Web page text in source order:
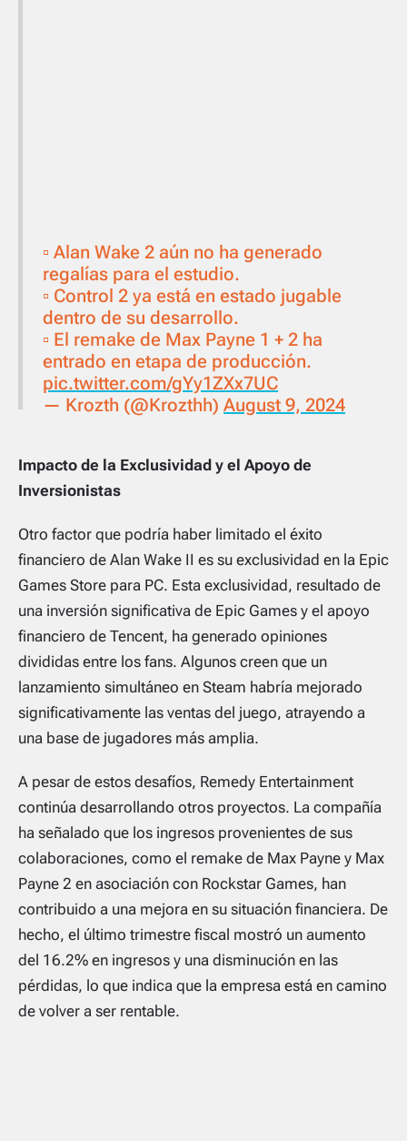
▫️ Alan Wake 2 aún no ha generado
regalías para el estudio.
▫️ Control 2 ya está en estado jugable
dentro de su desarrollo.
▫️ El remake de Max Payne 1 + 2 ha
entrado en etapa de producción.
pic.twitter.com/gYy1ZXx7UC
— Krozth (@Krozthh) August 9, 2024
Impacto de la Exclusividad y el Apoyo de
Inversionistas
Otro factor que podría haber limitado el éxito
financiero de Alan Wake II es su exclusividad en la Epic
Games Store para PC. Esta exclusividad, resultado de
una inversión significativa de Epic Games y el apoyo
financiero de Tencent, ha generado opiniones
divididas entre los fans. Algunos creen que un
lanzamiento simultáneo en Steam habría mejorado
significativamente las ventas del juego, atrayendo a
una base de jugadores más amplia.
A pesar de estos desafíos, Remedy Entertainment
continúa desarrollando otros proyectos. La compañía
ha señalado que los ingresos provenientes de sus
colaboraciones, como el remake de Max Payne y Max
Payne 2 en asociación con Rockstar Games, han
contribuido a una mejora en su situación financiera. De
hecho, el último trimestre fiscal mostró un aumento
del 16.2% en ingresos y una disminución en las
pérdidas, lo que indica que la empresa está en camino
de volver a ser rentable.